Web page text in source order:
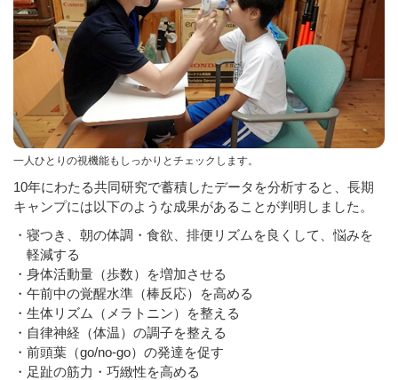
一人ひとりの視機能もしっかりとチェックします。
10年にわたる共同研究で蓄積したデータを分析すると、長期
キャンプには以下のような成果があることが判明しました。
・寝つき、朝の体調・食欲、排便リズムを良くして、悩みを
軽減する
・身体活動量（歩数）を増加させる
・午前中の覚醒水準（棒反応）を高める
・生体リズム（メラトニン）を整える
・自律神経（体温）の調子を整える
・前頭葉（go/no-go）の発達を促す
・足趾の筋力・巧緻性を高める